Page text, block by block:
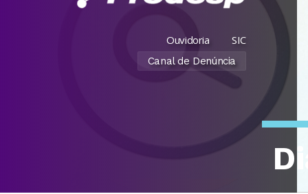
Ouvidoria SIC
Canal de Denúncia